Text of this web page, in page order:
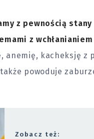
z pewnością
z
kacheksję z
powoduje
Zobacz też: